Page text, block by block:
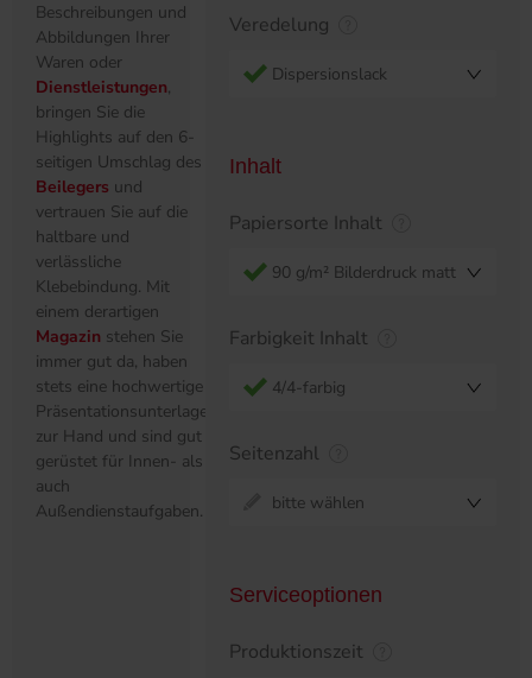
Beschreibungen und
Abbildungen Ihrer
Waren oder
Dienstleistungen,
bringen Sie die
Highlights auf den 6-
seitigen Umschlag des
Beilegers und
vertrauen Sie auf die
haltbare und
verlässliche
Klebebindung. Mit
einem derartigen
Magazin stehen Sie
immer gut da, haben
stets eine hochwertige
Präsentationsunterlage
zur Hand und sind gut
gerüstet für Innen- als
auch
Außendienstaufgaben.
Veredelung
Dispersionslack
Inhalt
Papiersorte Inhalt
90 g/m² Bilderdruck matt
Farbigkeit Inhalt
4/4-farbig
Seitenzahl
bitte wählen
Serviceoptionen
Produktionszeit